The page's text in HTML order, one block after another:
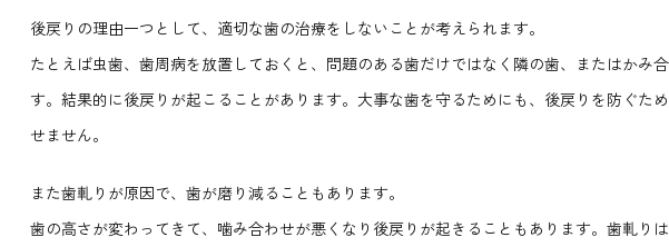
後戻りの理由一つとして、適切な歯の治療をしないことが考えられます。
たとえば虫歯、歯周病を放置しておくと、問題のある歯だけではなく隣の歯、またはかみ
す。結果的に後戻りが起こることがあります。大事な歯を守るためにも、後戻りを防ぐた
せません。
また歯軋りが原因で、歯が磨り減ることもあります。
歯の高さが変わってきて、噛み合わせが悪くなり後戻りが起きることもあります。歯軋り